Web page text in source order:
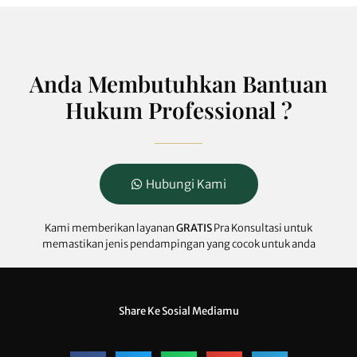
Anda Membutuhkan Bantuan
Hukum Professional ?
Hubungi Kami
Kami memberikan layananGRATISPra Konsultasi untuk
memastikan jenis pendampingan yang cocok untuk anda
Share Ke Sosial Mediamu